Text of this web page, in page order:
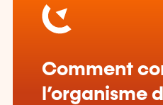
Comment
l’organisme